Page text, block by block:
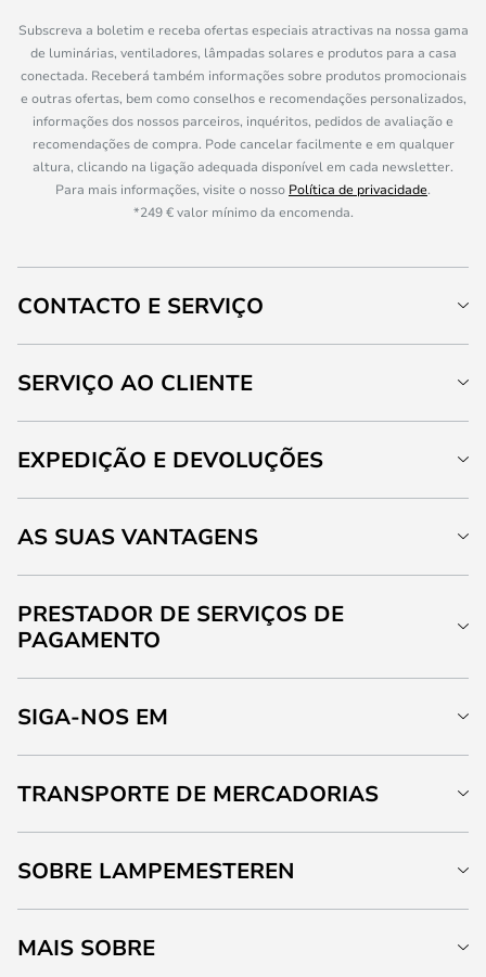
Subscreva a boletim e receba ofertas especiais atractivas na nossa gama
de luminárias, ventiladores, lâmpadas solares e produtos para a casa
conectada. Receberá também informações sobre produtos promocionais
e outras ofertas, bem como conselhos e recomendações personalizados,
informações dos nossos parceiros, inquéritos, pedidos de avaliação e
recomendações de compra. Pode cancelar facilmente e em qualquer
altura, clicando na ligação adequada disponível em cada newsletter.
Para mais informações, visite o nosso Política de privacidade.
*249 € valor mínimo da encomenda.
CONTACTO E SERVIÇO
SERVIÇO AO CLIENTE
EXPEDIÇÃO E DEVOLUÇÕES
AS SUAS VANTAGENS
PRESTADOR DE SERVIÇOS DE
PAGAMENTO
SIGA-NOS EM
TRANSPORTE DE MERCADORIAS
SOBRE LAMPEMESTEREN
MAIS SOBRE